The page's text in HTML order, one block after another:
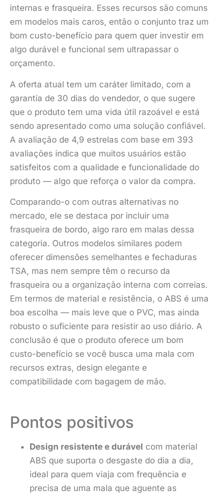
internas e frasqueira. Esses recursos são comuns
em modelos mais caros, então o conjunto traz um
bom custo-benefício para quem quer investir em
algo durável e funcional sem ultrapassar o
orçamento.
A oferta atual tem um caráter limitado, com a
garantia de 30 dias do vendedor, o que sugere
que o produto tem uma vida útil razoável e está
sendo apresentado como uma solução confiável.
A avaliação de 4,9 estrelas com base em 393
avaliações indica que muitos usuários estão
satisfeitos com a qualidade e funcionalidade do
produto — algo que reforça o valor da compra.
Comparando-o com outras alternativas no
mercado, ele se destaca por incluir uma
frasqueira de bordo, algo raro em malas dessa
categoria. Outros modelos similares podem
oferecer dimensões semelhantes e fechaduras
TSA, mas nem sempre têm o recurso da
frasqueira ou a organização interna com correias.
Em termos de material e resistência, o ABS é uma
boa escolha — mais leve que o PVC, mas ainda
robusto o suficiente para resistir ao uso diário. A
conclusão é que o produto oferece um bom
custo-benefício se você busca uma mala com
recursos extras, design elegante e
compatibilidade com bagagem de mão.
Pontos positivos
Design resistente e durável com material
ABS que suporta o desgaste do dia a dia,
ideal para quem viaja com frequência e
precisa de uma mala que aguente as